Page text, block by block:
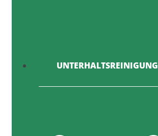
UNTERHALTSREINIGUNG